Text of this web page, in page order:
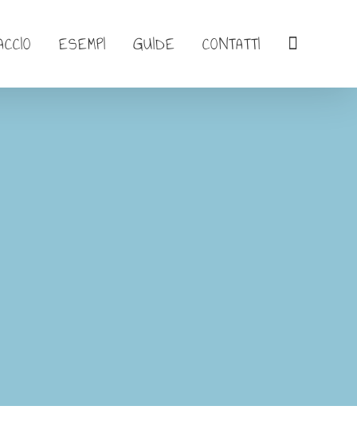
ESEMPI GUIDE CONTATTI